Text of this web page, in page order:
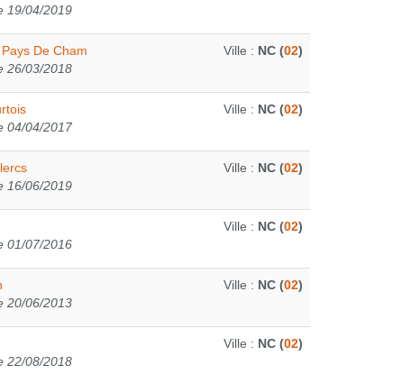
19/04/2019
De Cham
26/03/2018
Ville : NC (02)
04/04/2017
Ville : NC (02)
16/06/2019
Ville : NC (02)
01/07/2016
Ville : NC (02)
20/06/2013
Ville : NC (02)
22/08/2018
Ville : NC (02)